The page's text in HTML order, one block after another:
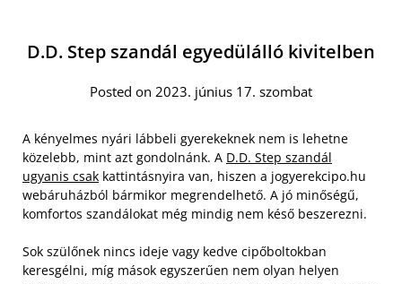
D.D. Step szandál egyedülálló kivitelben
Posted on 2023. június 17. szombat
A kényelmes nyári lábbeli gyerekeknek nem is lehetne
közelebb, mint azt gondolnánk. A D.D. Step szandál
ugyanis csak kattintásnyira van, hiszen a jogyerekcipo.hu
webáruházból bármikor megrendelhető. A jó minőségű,
komfortos szandálokat még mindig nem késő beszerezni.
Sok szülőnek nincs ideje vagy kedve cipőboltokban
keresgélni, míg mások egyszerűen nem olyan helyen